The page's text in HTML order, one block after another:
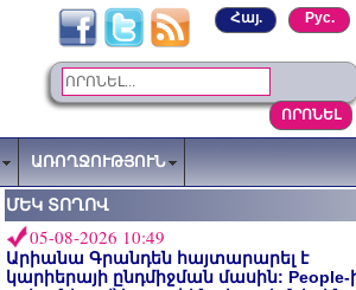
Рус.
Հայ.
ԱՌՈՂՋՈՒԹՅՈՒՆ
ՄԵԿ ՏՈՂՈՎ
05-08-2026 10:49
Արիանա Գրանդեն հայտարարել է
կարիերայի ընդմիջման մասին: People-